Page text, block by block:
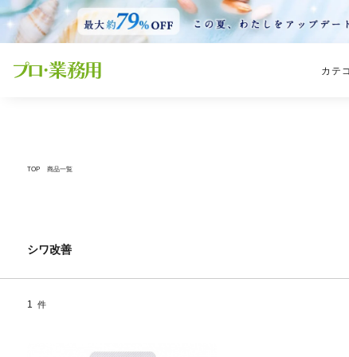
カテ
TOP 商品一覧
シワ改善
1 件